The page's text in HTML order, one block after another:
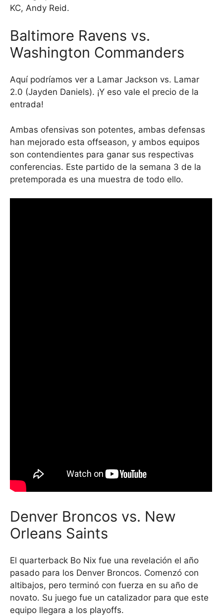
KC, Andy Reid.
Baltimore Ravens vs.
Washington Commanders
Aquí podríamos ver a Lamar Jackson vs. Lamar
2.0 (Jayden Daniels). ¡Y eso vale el precio de la
entrada!
Ambas ofensivas son potentes, ambas defensas
han mejorado esta offseason, y ambos equipos
son contendientes para ganar sus respectivas
conferencias. Este partido de la semana 3 de la
pretemporada es una muestra de todo ello.
Denver Broncos vs. New
Orleans Saints
El quarterback Bo Nix fue una revelación el año
pasado para los Denver Broncos. Comenzó con
altibajos, pero terminó con fuerza en su año de
novato. Su juego fue un catalizador para que este
equipo llegara a los playoffs.